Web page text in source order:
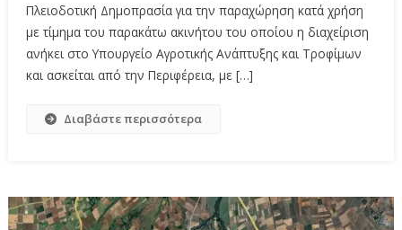
Πλειοδοτική Δημοπρασία για την παραχώρηση κατά χρήση
με τίμημα του παρακάτω ακινήτου του οποίου η διαχείριση
ανήκει στο Υπουργείο Αγροτικής Ανάπτυξης και Τροφίμων
και ασκείται από την Περιφέρεια, με […]
Διαβάστε περισσότερα